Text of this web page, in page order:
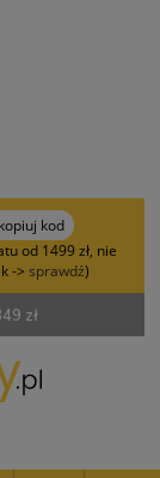
kod
od 1499 zł, nie
-> sprawdź)
zł